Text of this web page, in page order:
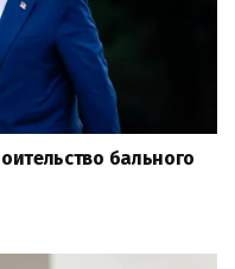
бального